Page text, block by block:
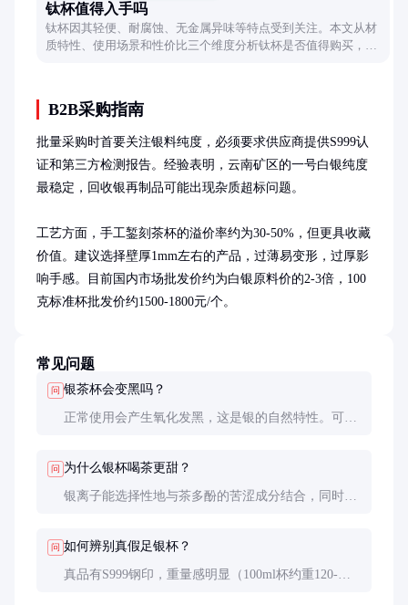
钛杯值得入手吗
钛杯因其轻便、耐腐蚀、无金属异味等特点受到关注。本文从材
质特性、使用场景和性价比三个维度分析钛杯是否值得购买，帮
B2B采购指南
批量采购时首要关注银料纯度，必须要求供应商提供S999认
证和第三方检测报告。经验表明，云南矿区的一号白银纯度
最稳定，回收银再制品可能出现杂质超标问题。
工艺方面，手工錾刻茶杯的溢价率约为30-50%，但更具收藏
价值。建议选择壁厚1mm左右的产品，过薄易变形，过厚影
响手感。目前国内市场批发价约为白银原料价的2-3倍，100
克标准杯批发价约1500-1800元/个。
常见问题
问 银茶杯会变黑吗？
正常使用会产生氧化发黑，这是银的自然特性。可用
理。
问 为什么银杯喝茶更甜？
银离子能选择性地与茶多酚的苦涩成分结合，同时促
问 如何辨别真假足银杯？
真品有S999钢印，重量感明显（100ml杯约重120-